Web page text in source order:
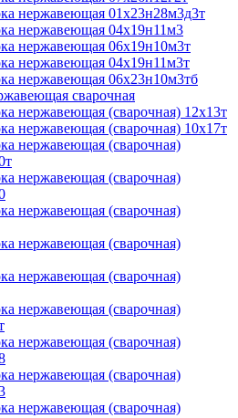
нержавеющая 01х23н28м3д3т
нержавеющая 04х19н11м3
нержавеющая 06х19н10м3т
нержавеющая 04х19н11м3т
нержавеющая 06х23н10м3тб
сварочная
нержавеющая (сварочная) 12х13т
нержавеющая (сварочная) 10х17т
нержавеющая (сварочная)
нержавеющая (сварочная)
нержавеющая (сварочная)
нержавеющая (сварочная)
нержавеющая (сварочная)
нержавеющая (сварочная)
нержавеющая (сварочная)
нержавеющая (сварочная)
нержавеющая (сварочная)